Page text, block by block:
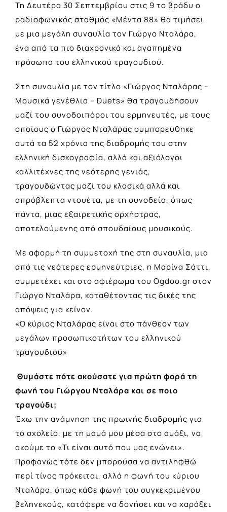
Τη Δευτέρα 30 Σεπτεμβρίου στις 9 το βράδυ ο
ραδιοφωνικός σταθμός «Μέντα 88» θα τιμήσει
με μια μεγάλη συναυλία τον Γιώργο Νταλάρα,
ένα από τα πιο διαχρονικά και αγαπημένα
πρόσωπα του ελληνικού τραγουδιού.
Στη συναυλία με τον τίτλο «Γιώργος Νταλάρας –
Μουσικά γενέθλια – Duets» θα τραγουδήσουν
μαζί του συνοδοιπόροι του ερμηνευτές, με τους
οποίους ο Γιώργος Νταλάρας συμπορεύθηκε
αυτά τα 52 χρόνια της διαδρομής του στην
ελληνική δισκογραφία, αλλά και αξιόλογοι
καλλιτέχνες της νεότερης γενιάς,
τραγουδώντας μαζί του κλασικά αλλά και
απρόβλεπτα ντουέτα, με τη συνοδεία, όπως
πάντα, μιας εξαιρετικής ορχήστρας,
αποτελούμενης από σπουδαίους μουσικούς.
Με αφορμή τη συμμετοχή της στη συναυλία, μια
από τις νεότερες ερμηνεύτριες, η Μαρίνα Σάττι,
συμμετέχει και στο αφιέρωμα του Ogdoo.gr στον
Γιώργο Νταλάρα, καταθέτοντας τις δικές της
απόψεις για κείνον.
«Ο κύριος Νταλάρας είναι στο πάνθεον των
μεγάλων προσωπικοτήτων του ελληνικού
τραγουδιού»
Θυμάστε πότε ακούσατε για πρώτη φορά τη
φωνή του Γιώργου Νταλάρα και σε ποιο
τραγούδι;
Έχω την ανάμνηση της πρωινής διαδρομής για
το σχολείο, με τη μαμά μου μέσα στο αμάξι, να
ακούμε το «Τι είναι αυτό που μας ενώνει».
Προφανώς τότε δεν μπορούσα να αντιληφθώ
περί τίνος πρόκειται, αλλά η φωνή του κύριου
Νταλάρα, όπως κάθε φωνή του συγκεκριμένου
βεληνεκούς, κατάφερε να δονήσει και να χαράξει